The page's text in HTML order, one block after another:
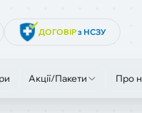
ДОГОВІРз НСЗУ
Акції/Пакети Про